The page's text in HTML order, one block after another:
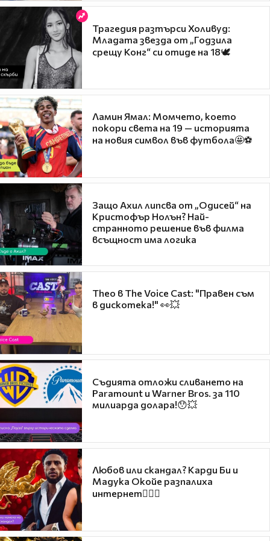
Трагедия разтърси Холивуд:
Младата звезда от „Годзила
срещу Конг“ си отиде на 18🕊️
Ламин Ямал: Момчето, което
покори света на 19 — историята
на новия символ във футбола🤩⚽
Защо Ахил липсва от „Одисей“ на
Кристофър Нолън? Най-
странното решение във филма
всъщност има логика
Theo в The Voice Cast: "Правен съм
в дискотека!" 👀💥
Съдията отложи сливането на
Paramount и Warner Bros. за 110
милиарда долара!😯💥
Любов или скандал? Карди Би и
Мадука Окойе разпалиха
интернет❤️‍🔥🔥